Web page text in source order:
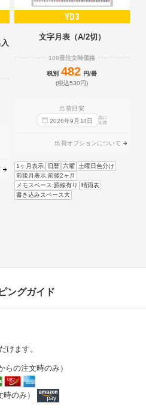
YD3
文字月表（A/2切）
100冊注文時価格
税別 482 円/冊
(税込530円)
出荷目安
2026年9 月 14日
迄に
出荷
出荷オプションについて
1ヶ月表示 旧暦 六曜
土曜日色分け
前後月表示:前後2ヶ月
メモスペース:罫線有り
晴雨表
書き込みスペース大
ングガイド
けます。
の注文時のみ）
のみ）